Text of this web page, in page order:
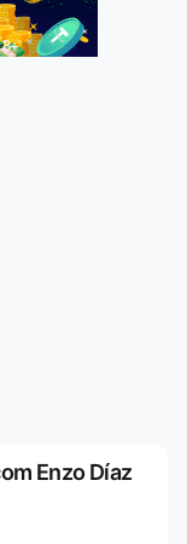
Enzo Díaz